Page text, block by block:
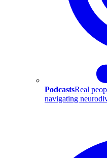
PodcastsReal
navigating